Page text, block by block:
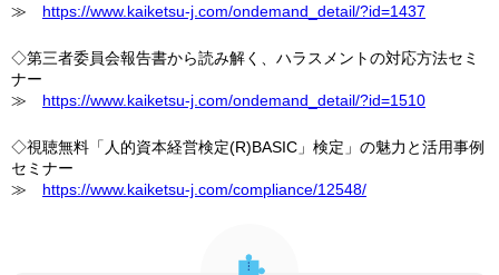
≫ https://www.kaiketsu-j.com/ondemand_detail/?id=1437
◇第三者委員会報告書から読み解く、ハラスメントの対応方法セミ
ナー
≫ https://www.kaiketsu-j.com/ondemand_detail/?id=1510
◇視聴無料「人的資本経営検定(R)BASIC」検定」の魅力と活用事例
セミナー
≫ https://www.kaiketsu-j.com/compliance/12548/